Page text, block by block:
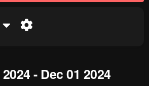
- Dec 01 2024